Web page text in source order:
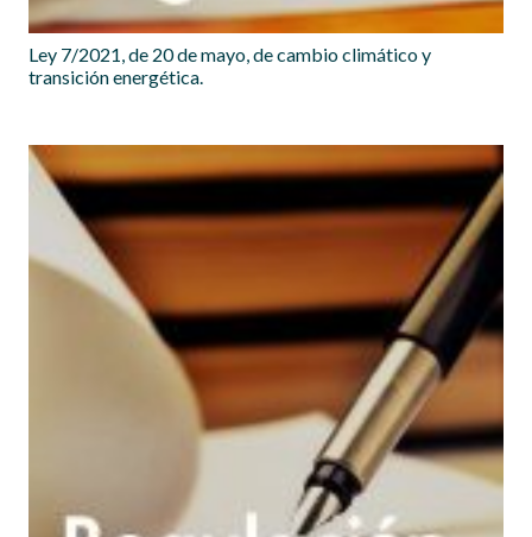
Ley 7/2021, de 20 de mayo, de cambio climático y
transición energética.